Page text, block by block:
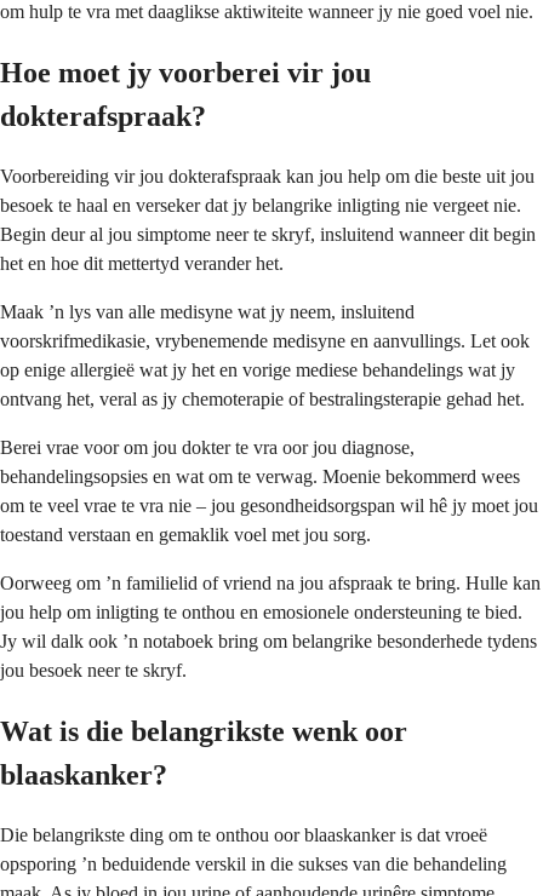
om hulp te vra met daaglikse aktiwiteite wanneer jy nie goed voel nie.
Hoe moet jy voorberei vir jou
dokterafspraak?
Voorbereiding vir jou dokterafspraak kan jou help om die beste uit jou
besoek te haal en verseker dat jy belangrike inligting nie vergeet nie.
Begin deur al jou simptome neer te skryf, insluitend wanneer dit begin
het en hoe dit mettertyd verander het.
Maak ’n lys van alle medisyne wat jy neem, insluitend
voorskrifmedikasie, vrybenemende medisyne en aanvullings. Let ook
op enige allergieë wat jy het en vorige mediese behandelings wat jy
ontvang het, veral as jy chemoterapie of bestralingsterapie gehad het.
Berei vrae voor om jou dokter te vra oor jou diagnose,
behandelingsopsies en wat om te verwag. Moenie bekommerd wees
om te veel vrae te vra nie – jou gesondheidsorgspan wil hê jy moet jou
toestand verstaan en gemaklik voel met jou sorg.
Oorweeg om ’n familielid of vriend na jou afspraak te bring. Hulle kan
jou help om inligting te onthou en emosionele ondersteuning te bied.
Jy wil dalk ook ’n notaboek bring om belangrike besonderhede tydens
jou besoek neer te skryf.
Wat is die belangrikste wenk oor
blaaskanker?
Die belangrikste ding om te onthou oor blaaskanker is dat vroeë
opsporing ’n beduidende verskil in die sukses van die behandeling